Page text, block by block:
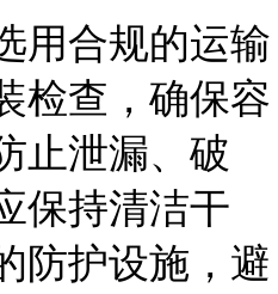
用合规的运输
检查，确保容
止泄漏、破
保持清洁干
防护设施，避